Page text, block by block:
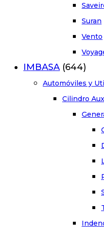
Suran
Vento
IMBASA (644)
Automóviles y
Cilindro